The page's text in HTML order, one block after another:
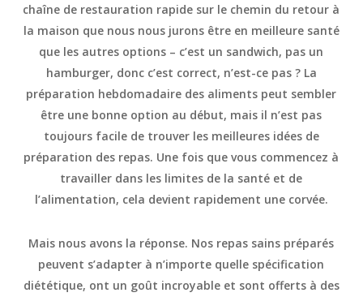
chaîne de restauration rapide sur le chemin du retour à
la maison que nous nous jurons être en meilleure santé
que les autres options – c’est un sandwich, pas un
hamburger, donc c’est correct, n’est-ce pas ? La
préparation hebdomadaire des aliments peut sembler
être une bonne option au début, mais il n’est pas
toujours facile de trouver les meilleures idées de
préparation des repas. Une fois que vous commencez à
travailler dans les limites de la santé et de
l’alimentation, cela devient rapidement une corvée.
Mais nous avons la réponse. Nos repas sains préparés
peuvent s’adapter à n’importe quelle spécification
diététique, ont un goût incroyable et sont offerts à des